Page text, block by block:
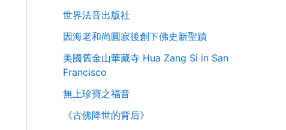
世界法音出版社
因海老和尚圓寂後創下佛史新聖蹟
美國舊金山華藏寺 Hua Zang Si in San
Francisco
無上珍寶之福音
《古佛降世的背后》